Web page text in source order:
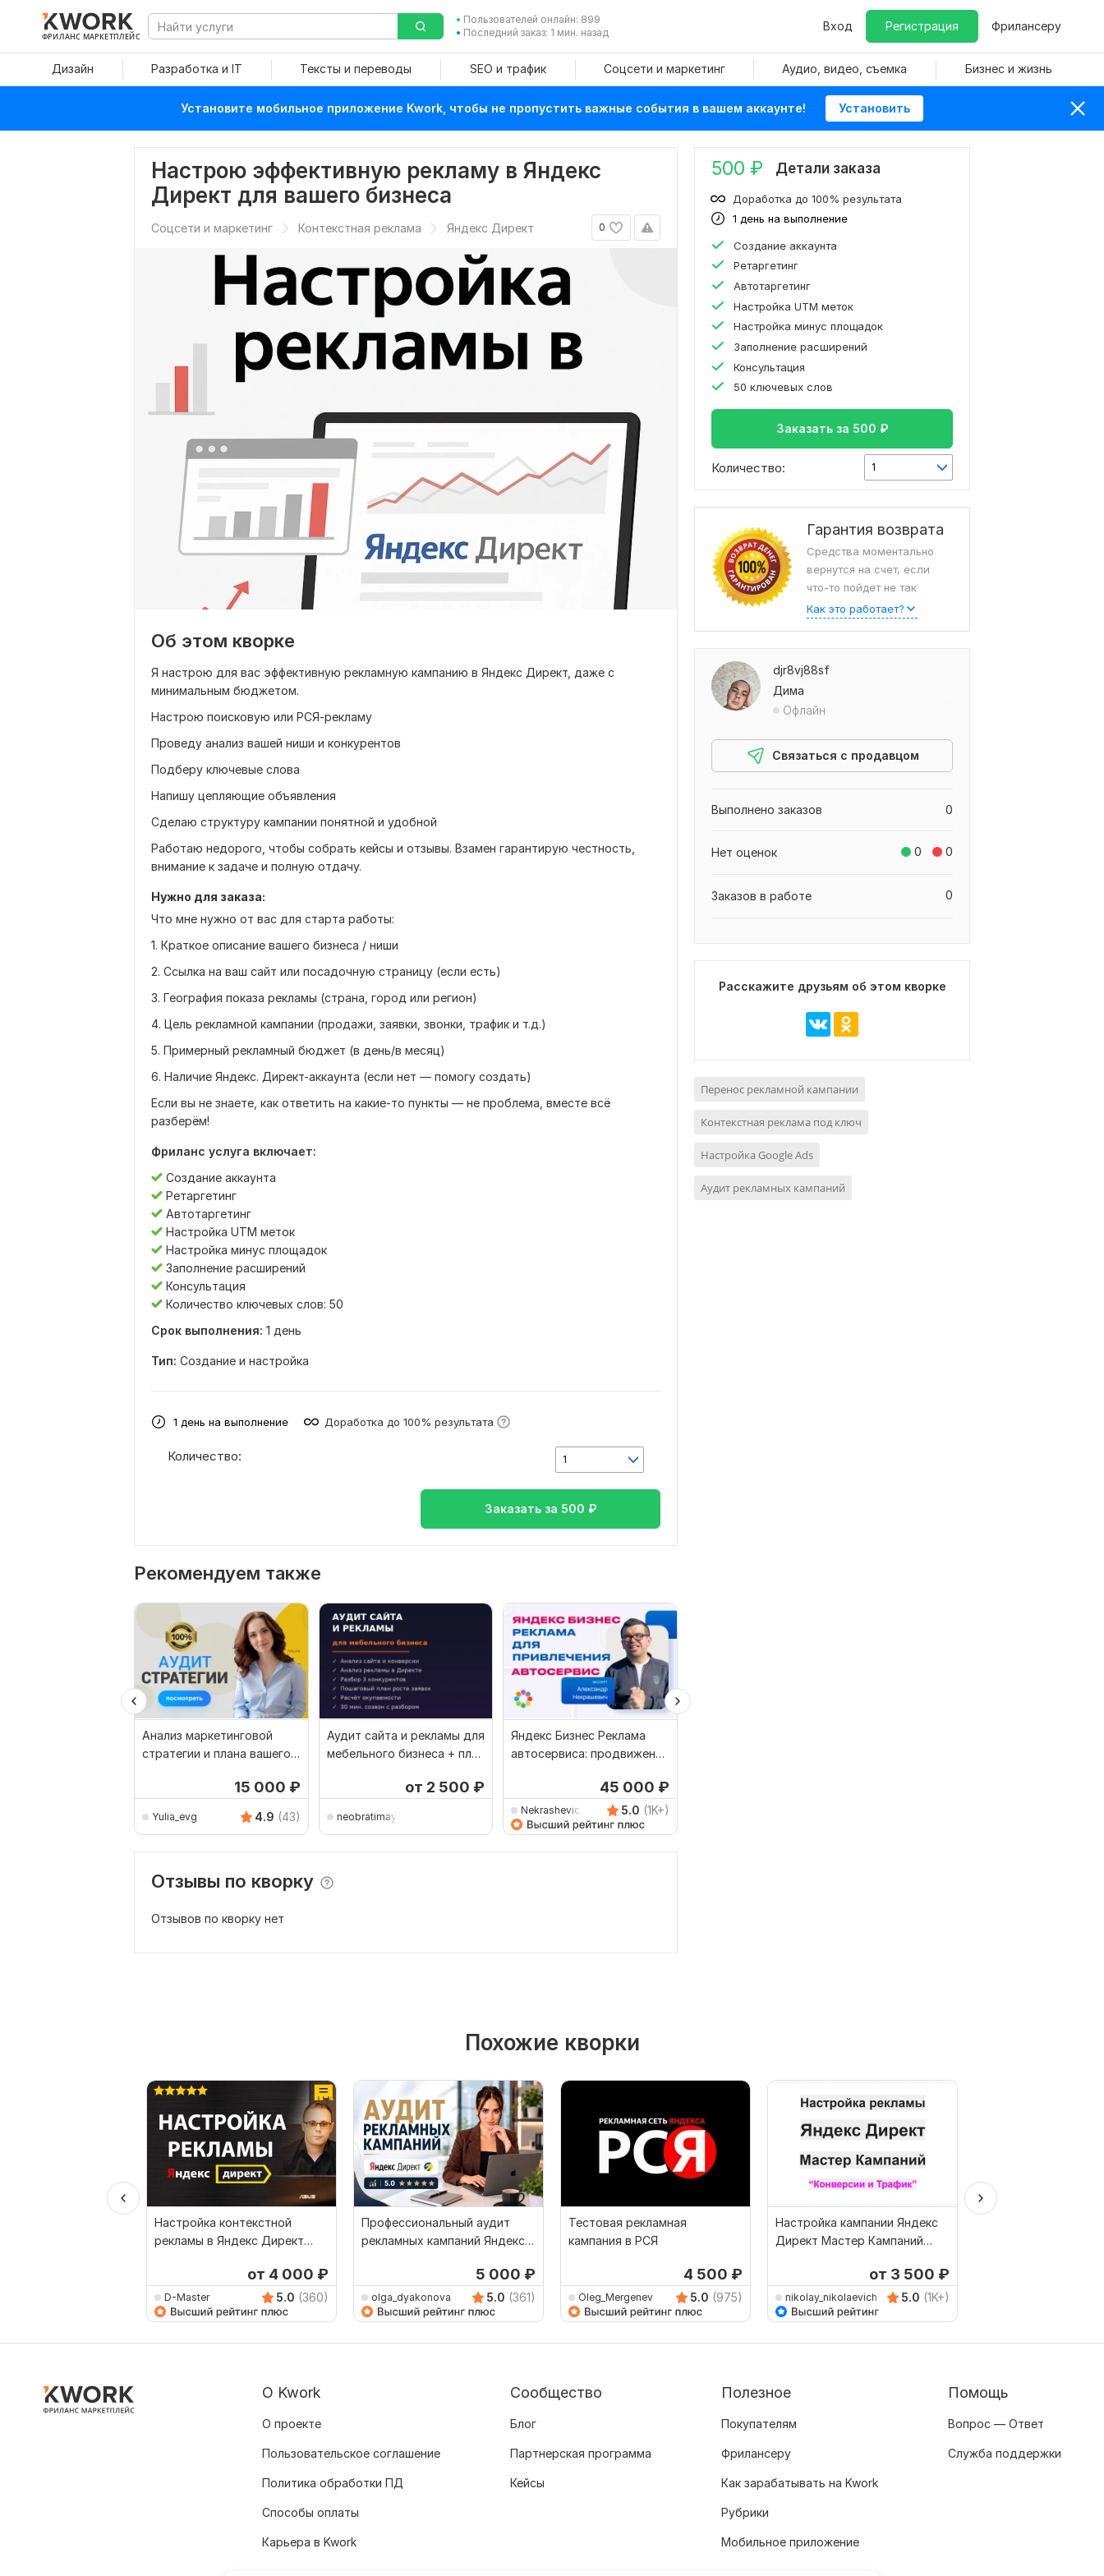
ФРИЛАНС МАРКЕТПЛЕЙС
Пользователей онлайн: 899
Последний заказ: 1 мин. назад
Вход Регистрация Фрилансеру
Дизайн Разработка и IT Тексты и переводы SEO и трафик Соцсети и маркетинг Аудио, видео, съемка Бизнес и жизнь
Установите мобильное приложение Kwork, чтобы не пропустить важные события в вашем аккаунте! Установить
Настрою эффективную рекламу в Яндекс
Директ для вашего бизнеса
0
Соцсети и маркетинг Контекстная реклама Яндекс Директ
Об этом кворке
Я настрою для вас эффективную рекламную кампанию в Яндекс Директ, даже с
минимальным бюджетом.
Настрою поисковую или РСЯ-рекламу
Проведу анализ вашей ниши и конкурентов
Подберу ключевые слова
Напишу цепляющие объявления
Сделаю структуру кампании понятной и удобной
Работаю недорого, чтобы собрать кейсы и отзывы. Взамен гарантирую честность,
внимание к задаче и полную отдачу.
Нужно для заказа:
Что мне нужно от вас для старта работы:
1. Краткое описание вашего бизнеса / ниши
2. Ссылка на ваш сайт или посадочную страницу (если есть)
3. География показа рекламы (страна, город или регион)
4. Цель рекламной кампании (продажи, заявки, звонки, трафик и т.д.)
5. Примерный рекламный бюджет (в день/в месяц)
6. Наличие Яндекс. Директ-аккаунта (если нет — помогу создать)
Если вы не знаете, как ответить на какие-то пункты — не проблема, вместе всё
разберём!
Фриланс услуга включает:
Создание аккаунта
Ретаргетинг
Автотаргетинг
Настройка UTM меток
Настройка минус площадок
Заполнение расширений
Консультация
Количество ключевых слов: 50
Срок выполнения: 1 день
Тип: Создание и настройка
1 день на выполнение Доработка до 100% результата
1
Количество:
Заказать за 500 ₽
Рекомендуем также
Анализ маркетинговой
стратегии и плана вашего
15 000 ₽
Yulia_evg 4.9 (43)
Аудит сайта и рекламы для
мебельного бизнеса + план
от 2 500 ₽
neobratimayapolza
Яндекс Бизнес Реклама
автосервиса: продвижение
45 000 ₽
Nekrashevich_Alex 5.0 (1K+)
Отзывы по кворку
Отзывов по кворку нет
500 ₽ Детали заказа
1 день на выполнение
Доработка до 100% результата
Создание аккаунта
Ретаргетинг
Автотаргетинг
Настройка UTM меток
Настройка минус площадок
Заполнение расширений
Консультация
50 ключевых слов
Заказать за 500 ₽
Количество: 1
Гарантия возврата
Средства моментально
вернутся на счет, если
что-то пойдет не так
Как это работает?
djr8vj88sf
Дима
Офлайн
Связаться с продавцом
0
Выполнено заказов
0 0
Нет оценок
0
Заказов в работе
Расскажите друзьям об этом кворке
Перенос рекламной кампании
Контекстная реклама под ключ
Настройка Google Ads
Аудит рекламных кампаний
Похожие кворки
Настройка контекстной
рекламы в Яндекс Директ
от 4 000 ₽
D-Master 5.0 (360)
Профессиональный аудит
рекламных кампаний Яндекс
5 000 ₽
olga_dyakonova 5.0 (361)
Тестовая рекламная
кампания в РСЯ
4 500 ₽
Oleg_Mergenev 5.0 (975)
Настройка кампании Яндекс
Директ Мастер Кампаний
от 3 500 ₽
nikolay_nikolaevich 5.0 (1K+)
О Kwork
О проекте
Пользовательское соглашение
Политика обработки ПД
Способы оплаты
Карьера в Kwork
Сообщество
Блог
Партнерская программа
Кейсы
Полезное
Покупателям
Фрилансеру
Как зарабатывать на Kwork
Рубрики
Мобильное приложение
Помощь
Вопрос — Ответ
Служба поддержки